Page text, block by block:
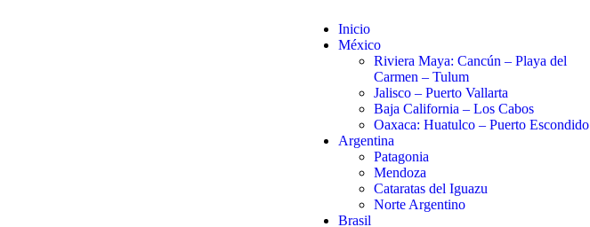
Inicio
México
Riviera Maya: Cancún – Playa del
Carmen – Tulum
Jalisco – Puerto Vallarta
Baja California – Los Cabos
Oaxaca: Huatulco – Puerto Escondido
Argentina
Patagonia
Mendoza
Cataratas del Iguazu
Norte Argentino
Brasil